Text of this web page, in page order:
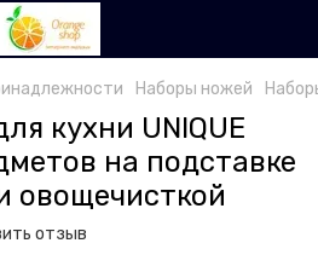
Наборы ножей
кухни UNIQUE
на подставке
овощечисткой
отзыв